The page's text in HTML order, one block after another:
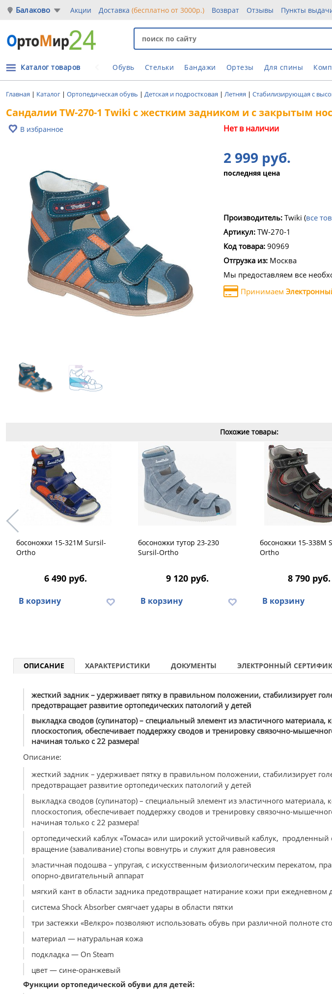
Балаково Акции Доставка (бесплатно от 3000р.) Возврат Отзывы Пункты
Обувь Стельки Бандажи Ортезы Для спины
Каталог товаров
Главная | Каталог | Ортопедическая обувь | Детская и подростковая | Летняя | Стабилизирующая с
Сандалии TW-270-1 Twiki с жестким задником и с закрытым
В избранное Нет в наличии
2 999 руб.
последняя цена
Производитель: Twiki (все
Артикул: TW-270-1
Код товара: 90969
Отгрузка из: Москва
Мы предоставляем все
Принимаем
Похожие товары:
босоножки 15-321M Sursil-
Ortho
6 490 руб.
В корзину
босоножки тутор 23-230
Sursil-Ortho
9 120 руб.
В корзину
босоножки 15-338M
Ortho
8 790 руб.
В корзину
ОПИСАНИЕ ХАРАКТЕРИСТИКИ ДОКУМЕНТЫ ЭЛЕКТРОННЫЙ
жесткий задник – удерживает пятку в правильном положении, стабилизирует
предотвращает развитие ортопедических патологий у детей
выкладка сводов (супинатор) – специальный элемент из эластичного материала,
плоскостопия, обеспечивает поддержку сводов и тренировку связочно-
начиная только с 22 размера!
Описание:
жесткий задник – удерживает пятку в правильном положении, стабилизирует
предотвращает развитие ортопедических патологий у детей
выкладка сводов (супинатор) – специальный элемент из эластичного материала,
плоскостопия, обеспечивает поддержку сводов и тренировку связочно-
начиная только с 22 размера!
ортопедический каблук «Томаса» или широкий устойчивый каблук, продленный
вращение (заваливание) стопы вовнутрь и служит для равновесия
эластичная подошва – упругая, с искусственным физиологическим перекатом,
опорно-двигательный аппарат
мягкий кант в области задника предотвращает натирание кожи при
система Shock Absorber смягчает удары в области пятки
три застежки «Велкро» позволяют использовать обувь при различной полноте
материал — натуральная кожа
подкладка — On Steam
цвет — сине-оранжевый
Функции ортопедической обуви для детей: